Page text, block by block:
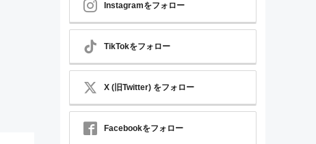
Instagramをフォロー
TikTokをフォロー
X (旧Twitter) をフォロー
Facebookをフォロー